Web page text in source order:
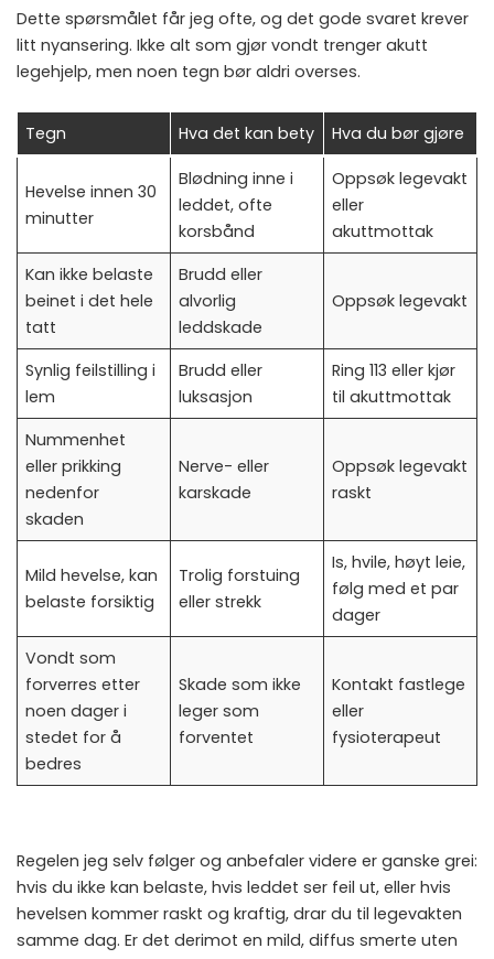
Dette spørsmålet får jeg ofte, og det gode svaret krever
litt nyansering. Ikke alt som gjør vondt trenger akutt
legehjelp, men noen tegn bør aldri overses.
Tegn Hva det kan bety Hva du bør gjøre
Hevelse innen 30
minutter
Blødning inne i
leddet, ofte
korsbånd
Oppsøk legevakt
eller
akuttmottak
Kan ikke belaste
beinet i det hele
tatt
Brudd eller
alvorlig
leddskade
Oppsøk legevakt
Synlig feilstilling i
lem
Brudd eller
luksasjon
Ring 113 eller kjør
til akuttmottak
Nummenhet
eller prikking
nedenfor
skaden
Nerve- eller
karskade
Oppsøk legevakt
raskt
Mild hevelse, kan
belaste forsiktig
Trolig forstuing
eller strekk
Is, hvile, høyt leie,
følg med et par
dager
Vondt som
forverres etter
noen dager i
stedet for å
bedres
Skade som ikke
leger som
forventet
Kontakt fastlege
eller
fysioterapeut
Regelen jeg selv følger og anbefaler videre er ganske grei:
hvis du ikke kan belaste, hvis leddet ser feil ut, eller hvis
hevelsen kommer raskt og kraftig, drar du til legevakten
samme dag. Er det derimot en mild, diffus smerte uten